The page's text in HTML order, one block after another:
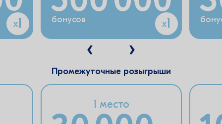
x1 бонусов x1
Промежуточные розыгрыши
1 место